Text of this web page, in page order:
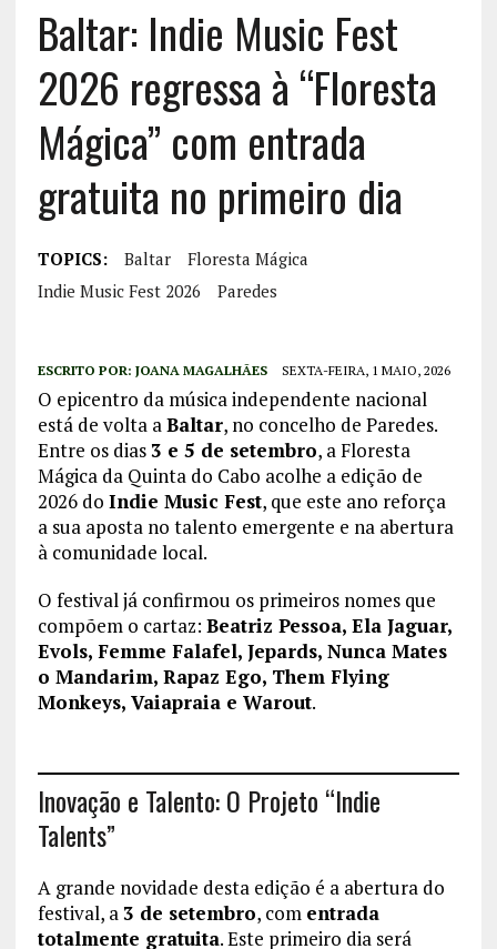
Baltar: Indie Music Fest
2026 regressa à “Floresta
Mágica” com entrada
gratuita no primeiro dia
TOPICS: Baltar
Floresta Mágica
Indie Music Fest 2026
Paredes
ESCRITO POR: JOANA MAGALHÃES SEXTA-FEIRA, 1 MAIO, 2026
O epicentro da música independente nacional
está de volta aBaltar, no concelho de Paredes.
Entre os dias3 e 5 de setembro, a Floresta
Mágica da Quinta do Cabo acolhe a edição de
2026 do Indie Music Fest, que este ano reforça
a sua aposta no talento emergente e na abertura
à comunidade local.
O festival já confirmou os primeiros nomes que
compõem o cartaz: Beatriz Pessoa, Ela Jaguar,
Evols, Femme Falafel, Jepards, Nunca Mates
o Mandarim, Rapaz Ego, Them Flying
Monkeys, Vaiapraia e Warout.
Inovação e Talento: O Projeto “Indie
Talents”
A grande novidade desta edição é a abertura do
festival, a3 de setembro, com entrada
totalmente gratuita. Este primeiro dia será